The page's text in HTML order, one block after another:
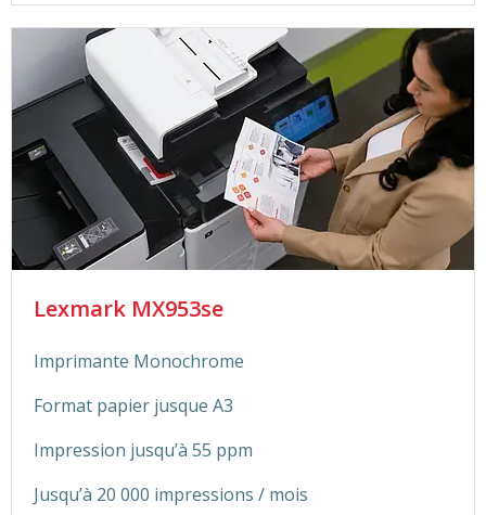
Lexmark MX953se
Imprimante Monochrome
Format papier jusque A3
Impression jusqu’à 55 ppm
Jusqu’à 20 000 impressions / mois